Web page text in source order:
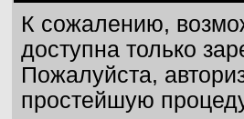
К сожалению,
доступна только
Пожалуйста,
простейшую